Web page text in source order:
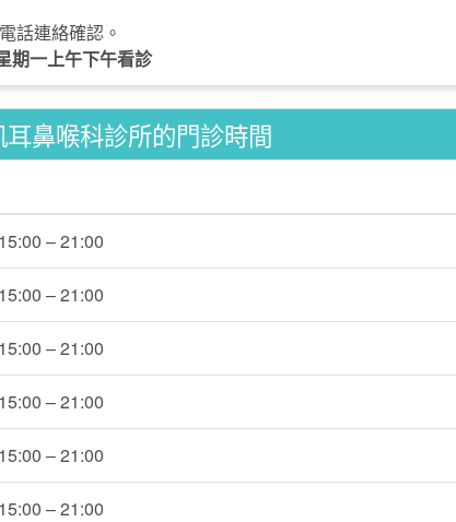
話連絡確認。
期一上午下午看診
耳鼻喉科診所的門診時間
– 21:00
– 21:00
– 21:00
– 21:00
– 21:00
– 21:00